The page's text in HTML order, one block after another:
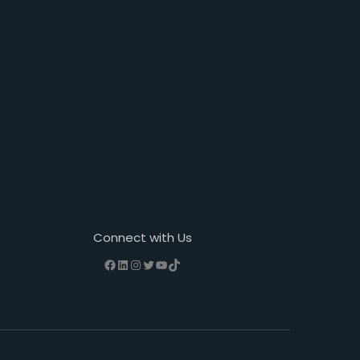
Connect with Us
Facebook LinkedIn InstagramTwitter YouTube TikTok